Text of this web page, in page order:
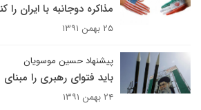
مذاکره دوجانبه با ایران را
۲۵ بهمن ۱۳۹۱
پیشنهاد حسین موسویان
باید فتوای رهبری را مبنای
۲۴ بهمن ۱۳۹۱